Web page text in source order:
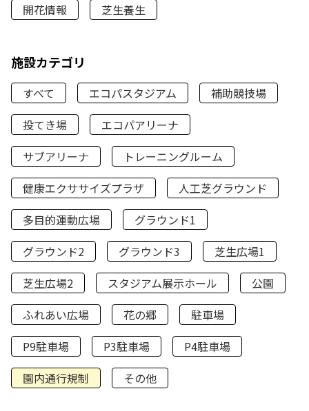
開花情報
芝生養生
施設カテゴリ
すべて エコパスタジアム
補助競技場
投てき場
エコパアリーナ
サブアリーナ
トレーニングルーム
健康エクササイズプラザ
人工芝グラウンド
多目的運動広場
グラウンド1
グラウンド2
グラウンド3
芝生広場1
芝生広場2
スタジアム展示ホール
公園
ふれあい広場
花の郷
駐車場
P9駐車場
P3駐車場
P4駐車場
園内通行規制
その他